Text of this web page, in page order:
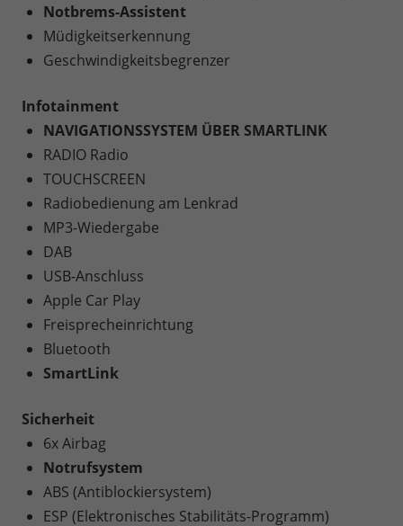
Notbrems-Assistent
Müdigkeitserkennung
Geschwindigkeitsbegrenzer
Infotainment
NAVIGATIONSSYSTEM ÜBER SMARTLINK
RADIO Radio
TOUCHSCREEN
Radiobedienung am Lenkrad
MP3-Wiedergabe
DAB
USB-Anschluss
Apple Car Play
Freisprecheinrichtung
Bluetooth
SmartLink
Sicherheit
6x Airbag
Notrufsystem
ABS (Antiblockiersystem)
ESP (Elektronisches Stabilitäts-Programm)